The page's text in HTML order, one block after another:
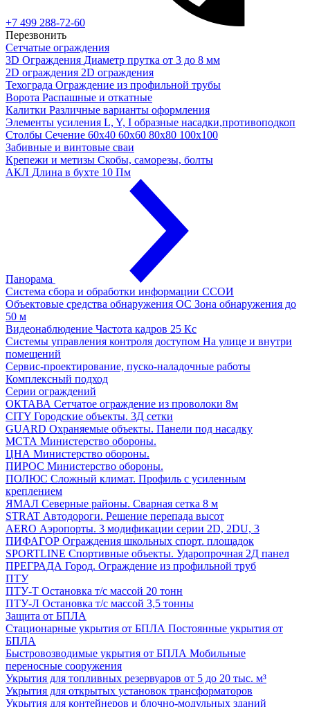
+7 499 288-72-60
Перезвонить
Сетчатые ограждения
3D Ограждения Диаметр прутка от 3 до 8 мм
2D ограждения 2D ограждения
Техограда Ограждение из профильной трубы
Ворота Распашные и откатные
Калитки Различные варианты оформления
Элементы усиления L, Y, I образные насадки,противоподкоп
Столбы Сечение 60х40 60х60 80х80 100х100
Забивные и винтовые сваи
Крепежи и метизы Скобы, саморезы, болты
АКЛ Длина в бухте 10 Пм
Панорама
Система сбора и обработки информации ССОИ
Объектовые средства обнаружения ОС Зона обнаружения до
50 м
Видеонаблюдение Частота кадров 25 Кс
Системы управления контроля доступом На улице и внутри
помещений
Сервис-проектирование, пуско-наладочные работы
Комплексный подход
Серии ограждений
ОКТАВА Сетчатое ограждение из проволоки 8м
CITY Городские объекты. 3Д сетки
GUARD Охраняемые объекты. Панели под насадку
МСТА Министерство обороны.
ЦНА Министерство обороны.
ПИРОС Министерство обороны.
ПОЛЮС Сложный климат. Профиль с усиленным
креплением
ЯМАЛ Северные районы. Сварная сетка 8 м
STRAT Автодороги. Решение перепада высот
AERO Аэропорты. 3 модификации серии 2D, 2DU, 3
ПИФАГОР Ограждения школьных спорт. площадок
SPORTLINE Спортивные объекты. Ударопрочная 2Д панел
ПРЕГРАДА Город. Ограждение из профильной труб
ПТУ
ПТУ-Т Остановка т/c массой 20 тонн
ПТУ-Л Остановка т/c массой 3,5 тонны
Защита от БПЛА
Стационарные укрытия от БПЛА Постоянные укрытия от
БПЛА
Быстровозводимые укрытия от БПЛА Мобильные
переносные сооружения
Укрытия для топливных резервуаров от 5 до 20 тыс. м³
Укрытия для открытых установок трансформаторов
Укрытия для контейнеров и блочно-модульных зданий